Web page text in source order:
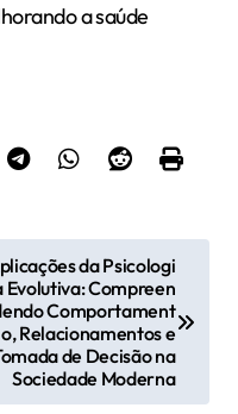
a saúde
da Psicologi
Evolutiva: Compreen
Comportament
o, Relacionamentos e
de Decisão na
Sociedade Moderna